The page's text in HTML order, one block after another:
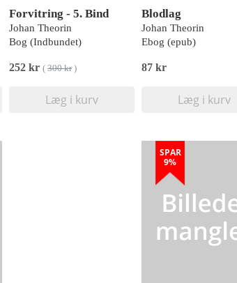
Forvitring - 5. Bind
Johan Theorin
Bog (Indbundet)
252 kr ( 300 kr)
Læg i kurv
Blodlag
Johan Theorin
Ebog (epub)
87 kr
Læg i kurv
SPAR
9%